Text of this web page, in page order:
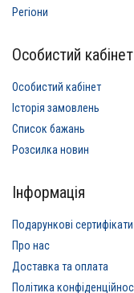
Регіони
Особистий кабінет
Особистий кабінет
Історія замовлень
Список бажань
Розсилка новин
Інформація
Подарункові сертифікати
Про нас
Доставка та оплата
Політика